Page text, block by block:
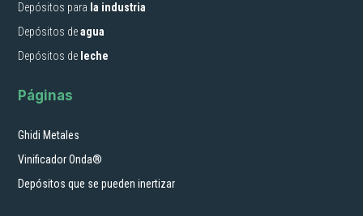
Depósitos para la industria
Depósitos deagua
Depósitos de leche
Páginas
Ghidi Metales
Vinificador Onda®
Depósitos que se pueden inertizar